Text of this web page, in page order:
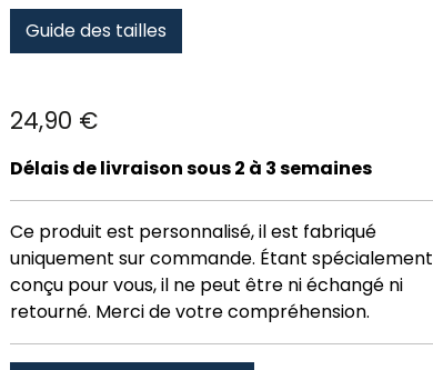
Guide des tailles
24,90 €
Délais de livraison sous 2 à 3 semaines
Ce produit est personnalisé, il est fabriqué
uniquement sur commande. Étant spécialement
conçu pour vous, il ne peut être ni échangé ni
retourné. Merci de votre compréhension.